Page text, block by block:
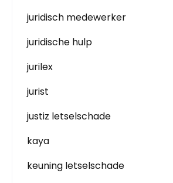
juridisch medewerker
juridische hulp
jurilex
jurist
justiz letselschade
kaya
keuning letselschade